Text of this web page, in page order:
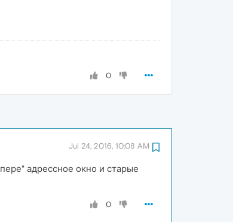
0
Jul 24, 2016, 10:08 AM
адрессное окно и старые
0